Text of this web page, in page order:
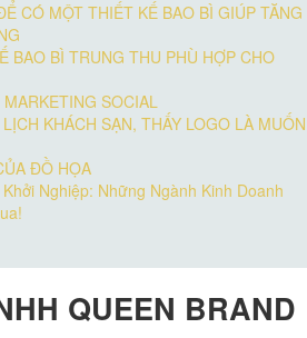
CÓ MỘT THIẾT KẾ BAO BÌ GIÚP TĂNG
BAO BÌ TRUNG THU PHÙ HỢP CHO
SOCIAL
KHÁCH SẠN, THẤY LOGO LÀ MUỐN
ĐỒ HỌA
Nghiệp: Những Ngành Kinh Doanh
QUEEN BRAND